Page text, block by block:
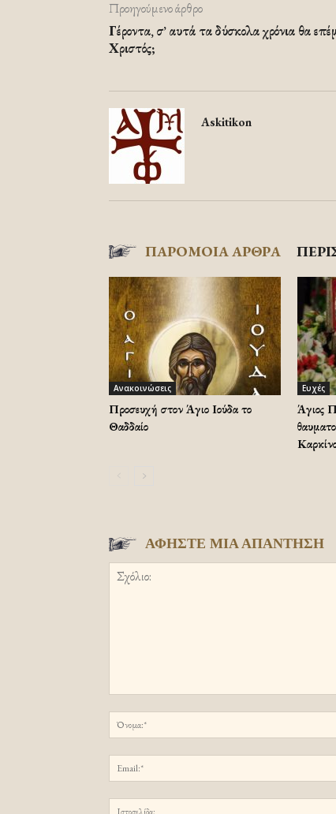
Προηγούμενο άρθρο
Γέροντα, σ’ αυτά τα δύσκολα χρόνια θα
Χριστός;
Askitikon
ΠΑΡΟΜΟΙΑ ΑΡΘΡΑ
Ανακοινώσεις
Προσευχή στον Άγιο Ιούδα το
Θαδδαίο
Ευχές
Άγιος
ΑΦΗΣΤΕ ΜΙΑ ΑΠΑΝΤΗΣΗ